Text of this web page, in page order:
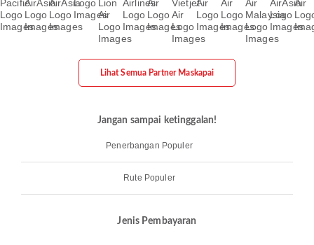
Lihat Semua Partner Maskapai
Jangan sampai ketinggalan!
Penerbangan Populer
Rute Populer
Jenis Pembayaran